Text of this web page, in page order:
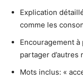
Explication
comme les
Encouragement
partager d’autres
Mots inclus: «